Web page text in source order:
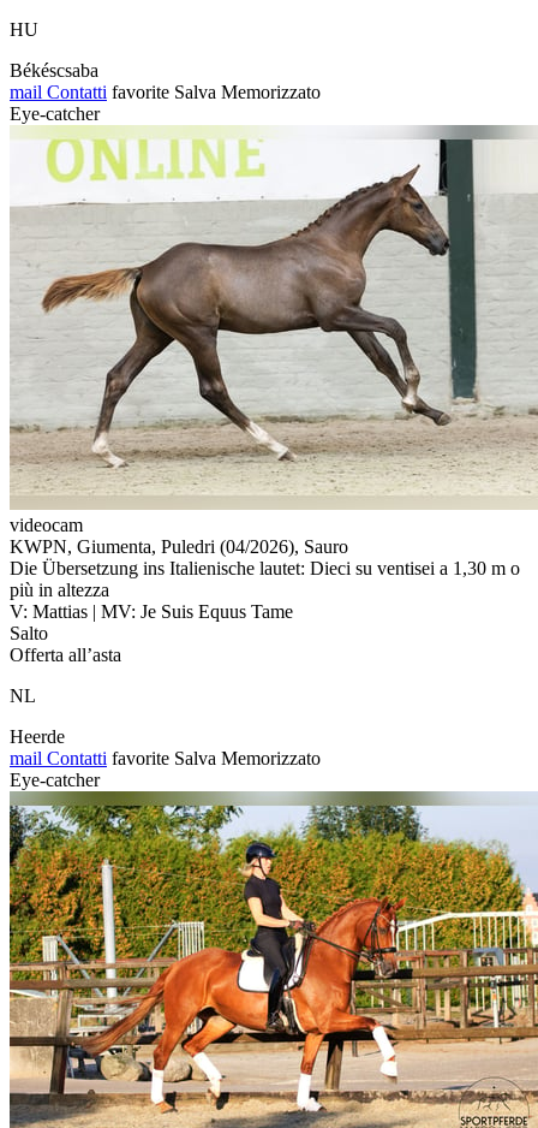
HU
Békéscsaba
mail Contatti favorite Salva Memorizzato
Eye-catcher
videocam
KWPN, Giumenta, Puledri (04/2026), Sauro
Die Übersetzung ins Italienische lautet: Dieci su ventisei a 1,30 m o
più in altezza
V: Mattias | MV: Je Suis Equus Tame
Salto
Offerta all’asta
NL
Heerde
mail Contatti favorite Salva Memorizzato
Eye-catcher